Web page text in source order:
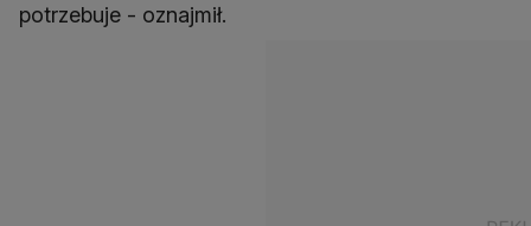
potrzebuje - oznajmił.